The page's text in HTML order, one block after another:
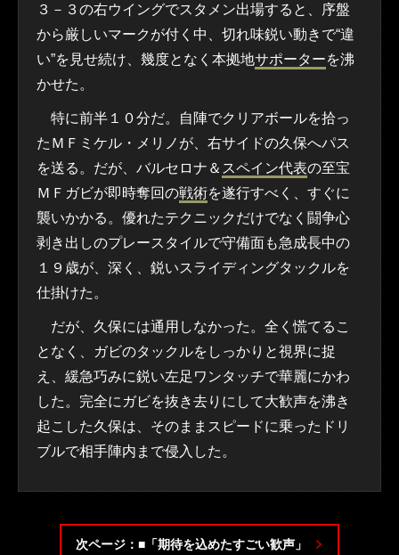
３－３の右ウイングでスタメン出場すると、序盤
から厳しいマークが付く中、切れ味鋭い動きで“違
い”を見せ続け、幾度となく本拠地サポーターを沸
かせた。
特に前半１０分だ。自陣でクリアボールを拾っ
たＭＦミケル・メリノが、右サイドの久保へパス
を送る。だが、バルセロナ＆ スペイン代表の至宝
ＭＦガビが即時奪回の戦術を遂行すべく、すぐに
襲いかかる。優れたテクニックだけでなく闘争心
剥き出しのプレースタイルで守備面も急成長中の
１９歳が、深く、鋭いスライディングタックルを
仕掛けた。
だが、久保には通用しなかった。全く慌てるこ
となく、ガビのタックルをしっかりと視界に捉
え、緩急巧みに鋭い左足ワンタッチで華麗にかわ
した。完全にガビを抜き去りにして大歓声を沸き
起こした久保は、そのままスピードに乗ったドリ
ブルで相手陣内まで侵入した。
次ページ：■「期待を込めたすごい歓声」